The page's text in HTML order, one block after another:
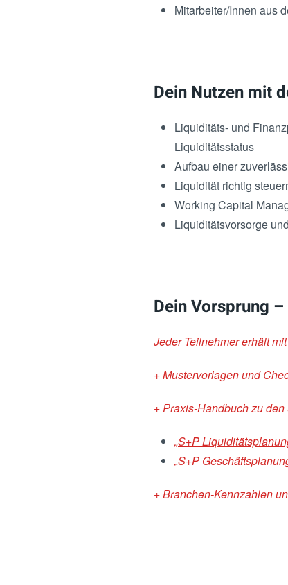
Mitarbeiter/Innen aus
Dein Nutzen mit
Liquiditäts- und
Liquiditätsstatus
Aufbau einer
Liquidität richtig
Working Capital
Liquiditätsvorsorge
Dein Vorsprung
Jeder Teilnehmer erhält
+ Mustervorlagen und
+ Praxis-Handbuch zu den
„S+P
„S+P
+ Branchen-Kennzahlen